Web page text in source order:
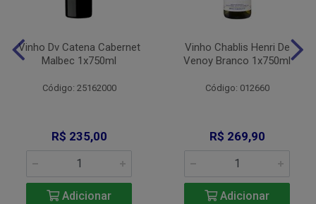
Vinho Dv Catena Cabernet
Malbec 1x750ml
Código: 25162000
R$ 235,00
Adicionar
Vinho Chablis Henri De
Venoy Branco 1x750ml
Código: 012660
R$ 269,90
Adicionar